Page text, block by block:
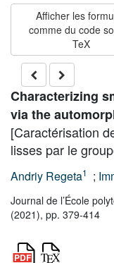
Characterizing
via the
[Caractérisation
lisses par le
Andriy Regeta1 ;
Journal de l’École
(2021), pp. 379-414